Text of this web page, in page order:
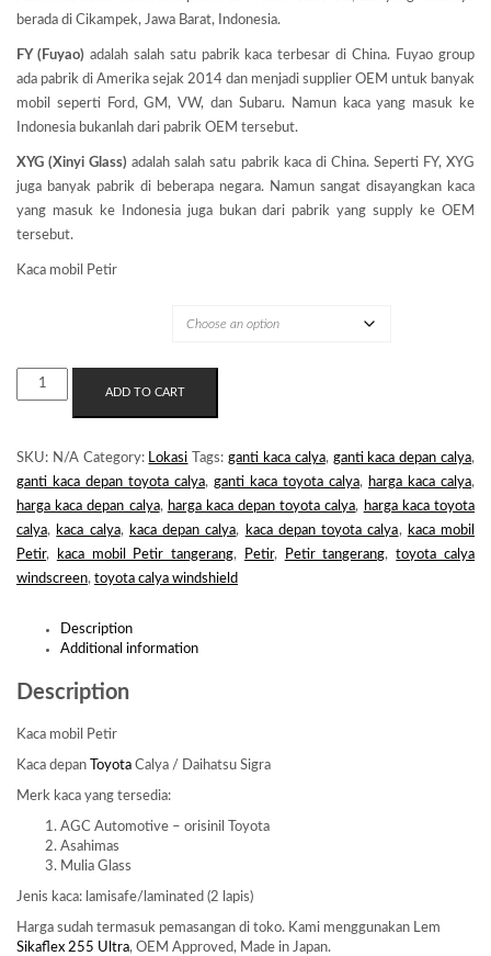
berada di Cikampek, Jawa Barat, Indonesia.
FY (Fuyao) adalah salah satu pabrik kaca terbesar di China. Fuyao group
ada pabrik di Amerika sejak 2014 dan menjadi supplier OEM untuk banyak
mobil seperti Ford, GM, VW, dan Subaru. Namun kaca yang masuk ke
Indonesia bukanlah dari pabrik OEM tersebut.
XYG (Xinyi Glass)adalah salah satu pabrik kaca di China. Seperti FY, XYG
juga banyak pabrik di beberapa negara. Namun sangat disayangkan kaca
yang masuk ke Indonesia juga bukan dari pabrik yang supply ke OEM
tersebut.
Kaca mobil Petir
KACA
MOBIL
QUANTITY
ADD TO CART
SKU: N/A Category: Lokasi Tags:ganti kaca calya, ganti kaca depan calya,
ganti kaca depan toyota calya, ganti kaca toyota calya, harga kaca calya,
harga kaca depan calya, harga kaca depan toyota calya, harga kaca toyota
calya, kaca calya, kaca depan calya, kaca depan toyota calya, kaca mobil
Petir, kaca mobil Petir tangerang, Petir, Petir tangerang,toyota calya
windscreen, toyota calya windshield
Description
Additional information
Description
Kaca mobil Petir
Kaca depan Toyota Calya / Daihatsu Sigra
Merk kaca yang tersedia:
AGC Automotive – orisinil Toyota
Asahimas
Mulia Glass
Jenis kaca: lamisafe/laminated (2 lapis)
Harga sudah termasuk pemasangan di toko. Kami menggunakan Lem
Sikaflex 255 Ultra, OEM Approved, Made in Japan.